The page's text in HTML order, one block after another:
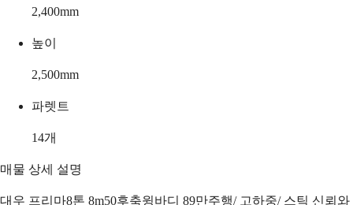
2,400mm
높이
2,500mm
파렛트
14개
매물 상세 설명
대우 프리마8톤 8m50후축윙바디 89만주행/ 고하중/ 스틱 신뢰와